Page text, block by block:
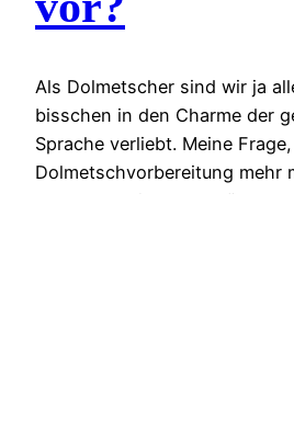
Als Dolmetscher sind wir ja
bisschen in den Charme der
Sprache verliebt. Meine
Dolmetschvorbereitung mehr
statt geschriebenen Wörtern